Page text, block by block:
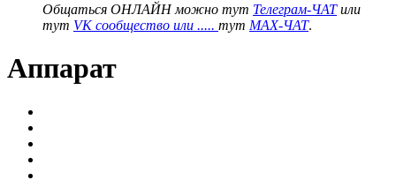
Общаться ОНЛАЙН можно тут Телеграм-ЧАТили
тут VK сообщество или ..... тут MAX-ЧАТ.
Аппарат